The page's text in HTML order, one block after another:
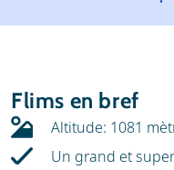
Location
Location de ski
Flims en bref
Altitude: 1081
Un grand et